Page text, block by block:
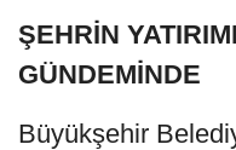
ŞEHRİN
GÜNDEMİNDE
Büyükşehir